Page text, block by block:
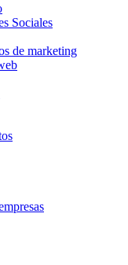
Sociales
de marketing